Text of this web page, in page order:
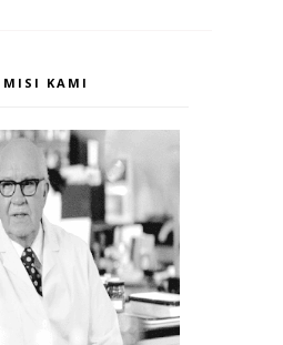
MISI KAMI